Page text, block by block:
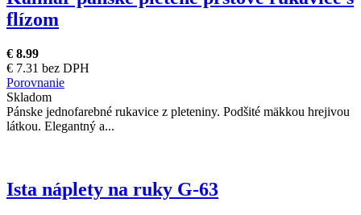
flízom
€ 8.99
€ 7.31 bez DPH
Porovnanie
Skladom
Pánske jednofarebné rukavice z pleteniny. Podšité mäkkou hrejivou
látkou. Elegantný a...
Ista náplety na ruky G-63